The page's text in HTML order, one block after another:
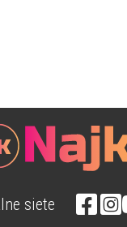
siete